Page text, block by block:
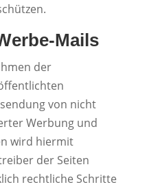
Mails
der
von nicht
Werbung und
wird hiermit
der Seiten
rechtliche Schritte